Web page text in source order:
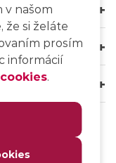
v našom
že si želáte
prosím
informácií
cookies.